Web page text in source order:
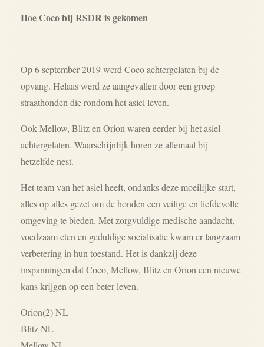
Hoe Coco bij RSDR is gekomen
Op 6 september 2019 werd Coco achtergelaten bij de
opvang. Helaas werd ze aangevallen door een groep
straathonden die rondom het asiel leven.
Ook Mellow, Blitz en Orion waren eerder bij het asiel
achtergelaten. Waarschijnlijk horen ze allemaal bij
hetzelfde nest.
Het team van het asiel heeft, ondanks deze moeilijke start,
alles op alles gezet om de honden een veilige en liefdevolle
omgeving te bieden. Met zorgvuldige medische aandacht,
voedzaam eten en geduldige socialisatie kwam er langzaam
verbetering in hun toestand. Het is dankzij deze
inspanningen dat Coco, Mellow, Blitz en Orion een nieuwe
kans krijgen op een beter leven.
Orion(2) NL
Blitz NL